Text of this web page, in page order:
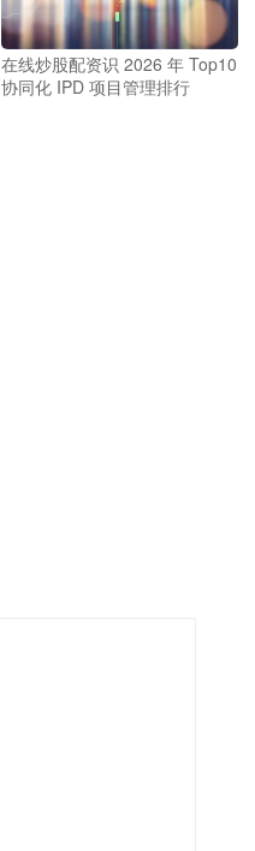
在线炒股配资识 2026 年 Top10
协同化 IPD 项目管理排行